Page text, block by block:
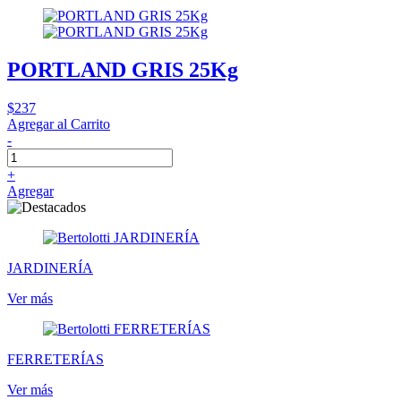
PORTLAND GRIS 25Kg
$237
Agregar al Carrito
-
+
Agregar
JARDINERÍA
Ver más
FERRETERÍAS
Ver más